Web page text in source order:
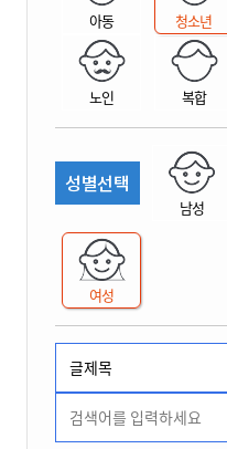
아동 청소년
노인 복합
성별선택
남성
여성